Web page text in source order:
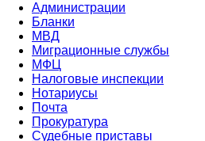
Администрации
Бланки
МВД
Миграционные службы
МФЦ
Налоговые инспекции
Нотариусы
Почта
Прокуратура
Судебные приставы